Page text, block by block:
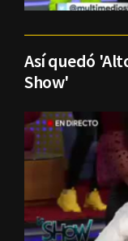
Así quedó
Show'